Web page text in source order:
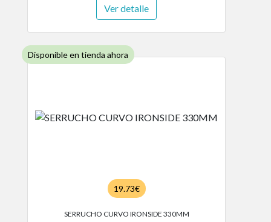
Ver detalle
Disponible en tienda ahora
19.73€
SERRUCHO CURVO IRONSIDE 330MM